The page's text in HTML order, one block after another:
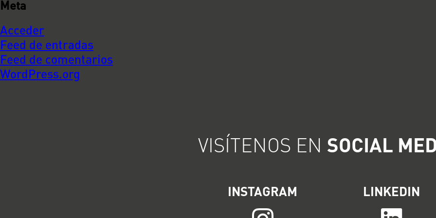
Meta
Acceder
Feed de entradas
Feed de comentarios
WordPress.org
VISÍTENOS EN SOCIAL
INSTAGRAM LINKEDIN